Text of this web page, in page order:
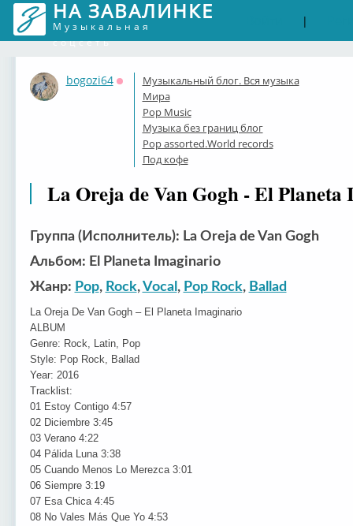
НА ЗАВАЛИНКЕ
Музыкальная
соцсеть
|
bogozi64
Оффлайн
Музыкальный блог. Вся музыка
Мира
Pop Music
Музыка без границ блог
Pop assorted.World records
Под кофе
La Oreja de Van Gogh - El
Группа (Исполнитель): La Oreja de Van Gogh
Альбом: El Planeta Imaginario
Жанр: Pop, Rock,Vocal , Pop Rock, Ballad
La Oreja De Van Gogh – El Planeta Imaginario
ALBUM
Genre: Rock, Latin, Pop
Style: Pop Rock, Ballad
Year: 2016
Tracklist:
01 Estoy Contigo 4:57
02 Diciembre 3:45
03 Verano 4:22
04 Pálida Luna 3:38
05 Cuando Menos Lo Merezca 3:01
06 Siempre 3:19
07 Esa Chica 4:45
08 No Vales Más Que Yo 4:53